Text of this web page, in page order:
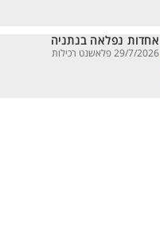
אחדות נפלאה בנתניה
29/7/2026 פלאשנט רכילות